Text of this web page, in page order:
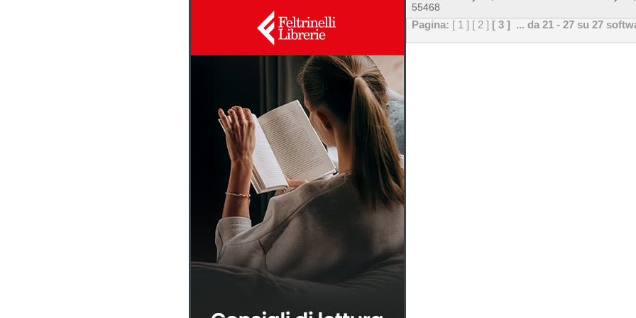
55468
Pagina: [ 1 ] [ 2 ] [ 3 ] ... da 21 - 27 su 27